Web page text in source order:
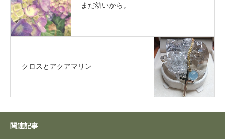
まだ幼いから。
クロスとアクアマリン
関連記事